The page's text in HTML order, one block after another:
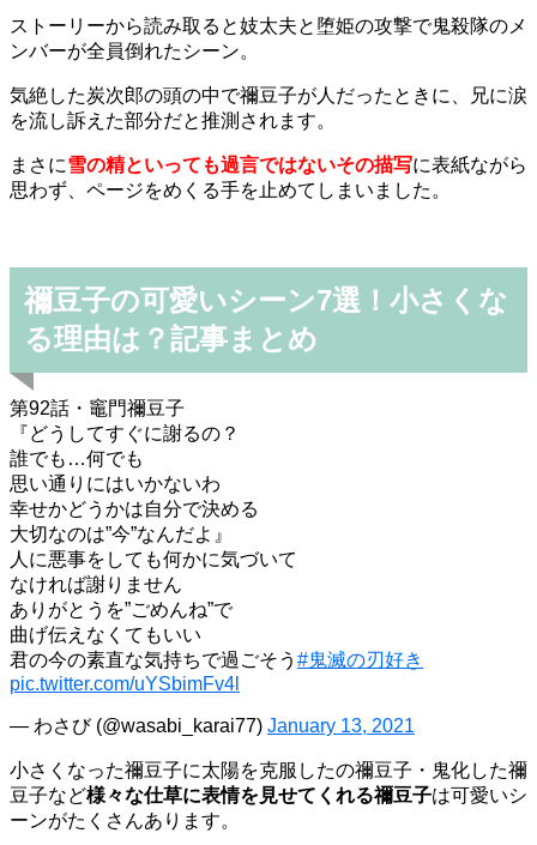
ストーリーから読み取ると妓太夫と堕姫の攻撃で鬼殺隊のメ
ンバーが全員倒れたシーン。
気絶した炭次郎の頭の中で禰豆子が人だったときに、兄に涙
を流し訴えた部分だと推測されます。
まさに雪の精といっても過言ではないその描写に表紙ながら
思わず、ページをめくる手を止めてしまいました。
禰豆子の可愛いシーン7選！小さくな
る理由は？記事まとめ
第92話・竈門禰豆子
『どうしてすぐに謝るの？
誰でも…何でも
思い通りにはいかないわ
幸せかどうかは自分で決める
大切なのは”今”なんだよ』
人に悪事をしても何かに気づいて
なければ謝りません
ありがとうを”ごめんね”で
曲げ伝えなくてもいい
君の今の素直な気持ちで過ごそう #鬼滅の刃好き
pic.twitter.com/uYSbimFv4l
— わさび (@wasabi_karai77) January 13, 2021
小さくなった禰豆子に太陽を克服したの禰豆子・鬼化した禰
豆子など様々な仕草に表情を見せてくれる禰豆子は可愛いシ
ーンがたくさんあります。